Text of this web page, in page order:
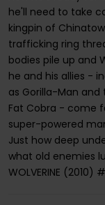
he'll need to take
kingpin of
trafficking ring
bodies pile up and
he and his allies -
as Gorilla-Man
Fat Cobra - come
super-powered
Just how deep
what old enemies
WOLVERINE (2010)